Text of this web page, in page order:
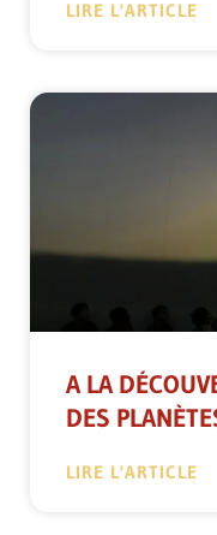
LIRE L'ARTICLE
A LA
DES
LIRE L'ARTICLE